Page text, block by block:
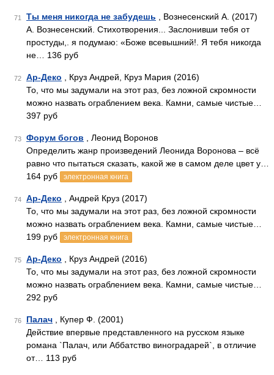
71 Ты меня никогда не забудешь , Вознесенский А. (2017)
А. Вознесенский. Стихотворения... Заслонивши тебя от
простуды,. я подумаю: «Боже всевышний!. Я тебя никогда
не… 136 руб
72 Ар-Деко , Круз Андрей, Круз Мария (2016)
То, что мы задумали на этот раз, без ложной скромности
можно назвать ограблением века. Камни, самые чистые…
397 руб
73 Форум богов , Леонид Воронов
Определить жанр произведений Леонида Воронова – всё
равно что пытаться сказать, какой же в самом деле цвет у…
164 руб
электронная книга
74 Ар-Деко , Андрей Круз (2017)
То, что мы задумали на этот раз, без ложной скромности
можно назвать ограблением века. Камни, самые чистые…
199 руб
электронная книга
75 Ар-Деко , Круз Андрей (2016)
То, что мы задумали на этот раз, без ложной скромности
можно назвать ограблением века. Камни, самые чистые…
292 руб
76 Палач , Купер Ф. (2001)
Действие впервые представленного на русском языке
романа `Палач, или Аббатство виноградарей`, в отличие
от… 113 руб